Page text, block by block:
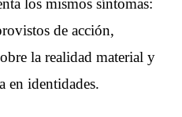
los mismos síntomas:
de acción,
la realidad material y
en identidades.